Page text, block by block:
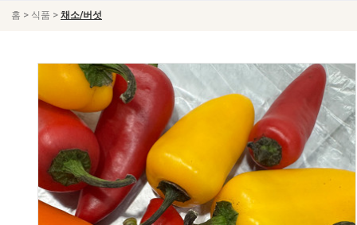
홈 > 식품 > 채소/버섯